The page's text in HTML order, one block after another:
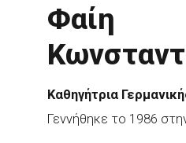
Φαίη
Καθηγήτρια
Γεννήθηκε το 1986